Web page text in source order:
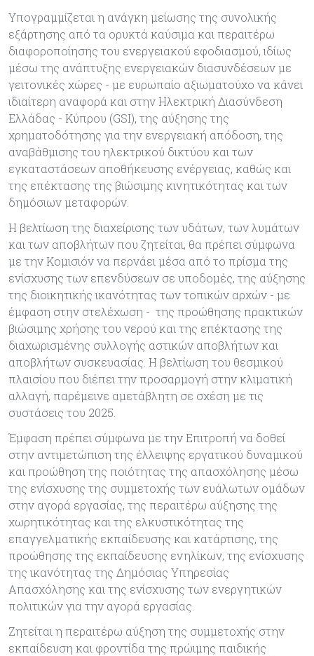
Υπογραμμίζεται η ανάγκη μείωσης της συνολικής
εξάρτησης από τα ορυκτά καύσιμα και περαιτέρω
διαφοροποίησης του ενεργειακού εφοδιασμού, ιδίως
μέσω της ανάπτυξης ενεργειακών διασυνδέσεων με
γειτονικές χώρες - με ευρωπαίο αξιωματούχο να κάνει
ιδιαίτερη αναφορά και στην Ηλεκτρική Διασύνδεση
Ελλάδας - Κύπρου (GSI), της αύξησης της
χρηματοδότησης για την ενεργειακή απόδοση, της
αναβάθμισης του ηλεκτρικού δικτύου και των
εγκαταστάσεων αποθήκευσης ενέργειας, καθώς και
της επέκτασης της βιώσιμης κινητικότητας και των
δημόσιων μεταφορών.
Η βελτίωση της διαχείρισης των υδάτων, των λυμάτων
και των αποβλήτων που ζητείται, θα πρέπει σύμφωνα
με την Κομισιόν να περνάει μέσα από το πρίσμα της
ενίσχυσης των επενδύσεων σε υποδομές, της αύξησης
της διοικητικής ικανότητας των τοπικών αρχών - με
έμφαση στην στελέχωση - της προώθησης πρακτικών
βιώσιμης χρήσης του νερού και της επέκτασης της
διαχωρισμένης συλλογής αστικών αποβλήτων και
αποβλήτων συσκευασίας. Η βελτίωση του θεσμικού
πλαισίου που διέπει την προσαρμογή στην κλιματική
αλλαγή, παρέμεινε αμετάβλητη σε σχέση με τις
συστάσεις του 2025.
Έμφαση πρέπει σύμφωνα με την Επιτροπή να δοθεί
στην αντιμετώπιση της έλλειψης εργατικού δυναμικού
και προώθηση της ποιότητας της απασχόλησης μέσω
της ενίσχυσης της συμμετοχής των ευάλωτων ομάδων
στην αγορά εργασίας, της περαιτέρω αύξησης της
χωρητικότητας και της ελκυστικότητας της
επαγγελματικής εκπαίδευσης και κατάρτισης, της
προώθησης της εκπαίδευσης ενηλίκων, της ενίσχυσης
της ικανότητας της Δημόσιας Υπηρεσίας
Απασχόλησης και της ενίσχυσης των ενεργητικών
πολιτικών για την αγορά εργασίας.
Ζητείται η περαιτέρω αύξηση της συμμετοχής στην
εκπαίδευση και φροντίδα της πρώιμης παιδικής